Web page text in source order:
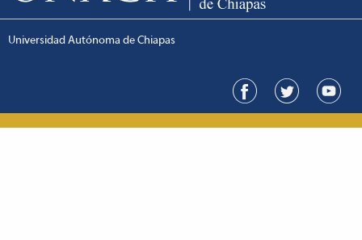
Universidad Autónoma de Chiapas